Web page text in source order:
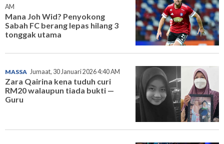
AM
Mana Joh Wid? Penyokong
Sabah FC berang lepas hilang 3
tonggak utama
MASSA Jumaat, 30 Januari 2026 4:40 AM
Zara Qairina kena tuduh curi
RM20 walaupun tiada bukti —
Guru